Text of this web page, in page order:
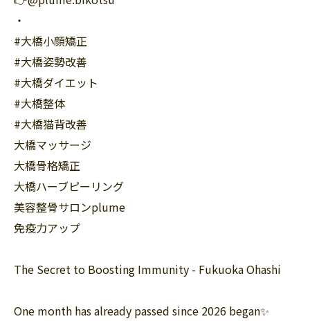
・
#大橋小顔矯正
#大橋姿勢改善
#大橋ダイエット
#大橋整体
#大橋猫背改善
大橋マッサージ
大橋骨格矯正
大橋ハーブピーリング
美容整骨サロンplume
免疫力アップ
The Secret to Boosting Immunity - Fukuoka Ohashi
One month has already passed since 2026 began✨